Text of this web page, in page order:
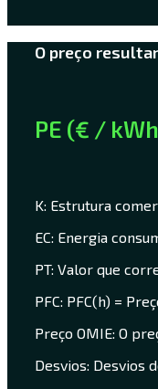
O preço
PE (€ /
K: Estrutura
EC: Energia
PT: Valor que
PFC: PFC(h) =
Preço OMIE: O
Desvios: Desvios